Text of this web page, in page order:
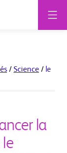
/ Science / le
la
le